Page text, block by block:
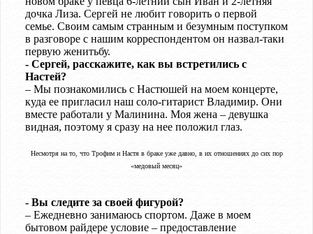
дочка Лиза. Сергей не любит говорить о первой
семье. Своим самым странным и безумным поступком
в разговоре с нашим корреспондентом он назвал-таки
первую женитьбу.
- Сергей, расскажите, как вы встретились с
Настей?
– Мы познакомились с Настюшей на моем концерте,
куда ее пригласил наш соло-гитарист Владимир. Они
вместе работали у Малинина. Моя жена – девушка
видная, поэтому я сразу на нее положил глаз.
Несмотря на то, что Трофим и Настя в браке уже давно, в их отношениях до сих пор
«медовый месяц»
- Вы следите за своей фигурой?
– Ежедневно занимаюсь спортом. Даже в моем
бытовом райдере условие – предоставление